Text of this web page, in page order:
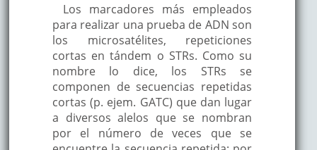
Los marcadores más empleados
para realizar una prueba de ADN son
los microsatélites, repeticiones
cortas en tándem o STRs. Como su
nombre lo dice, los STRs se
componen de secuencias repetidas
cortas (p. ejem. GATC) que dan lugar
a diversos alelos que se nombran
por el número de veces que se